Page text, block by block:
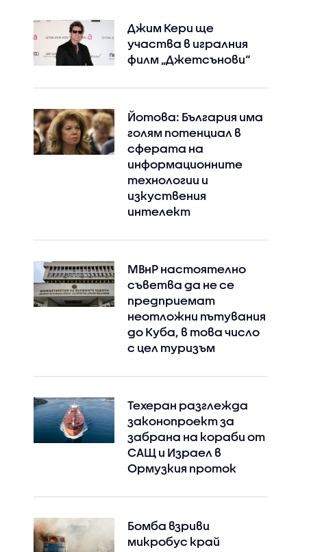
Джим Кери ще
участва в игралния
филм „Джетсънови“
Йотова: България има
голям потенциал в
сферата на
информационните
технологии и
изкуствения
интелект
МВнР настоятелно
съветва да не се
предприемат
неотложни пътувания
до Куба, в това число
с цел туризъм
Техеран разглежда
законопроект за
забрана на кораби от
САЩ и Израел в
Ормузкия проток
Бомба взриви
микробус край